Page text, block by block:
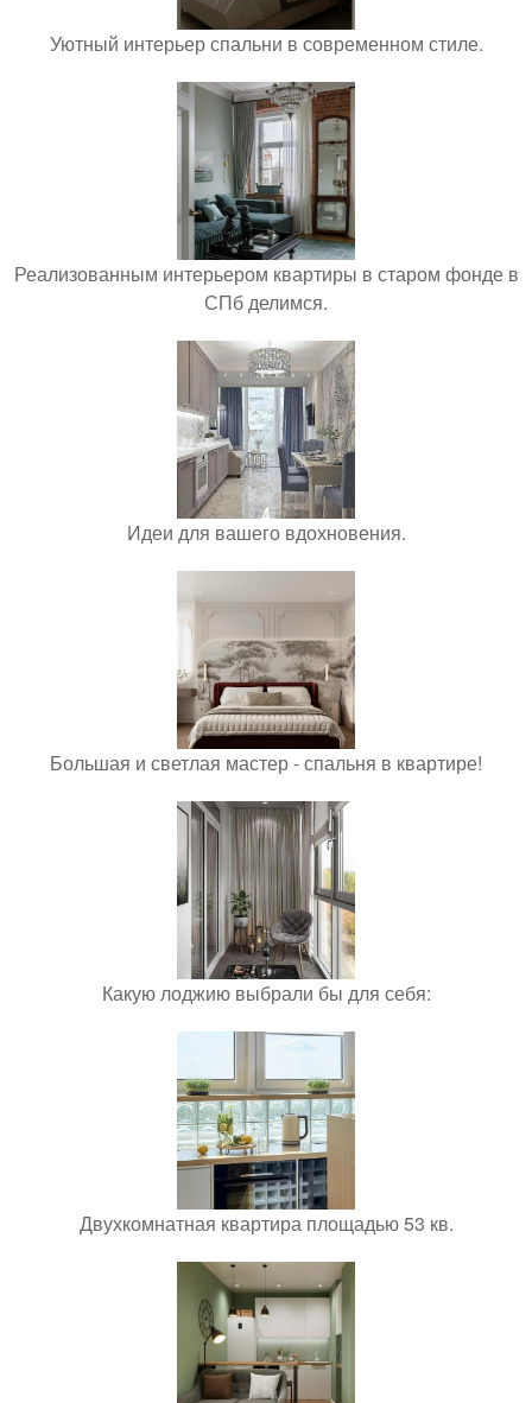
Уютный интерьер спальни в современном стиле.
Реализованным интерьером квартиры в старом фонде в
СПб делимся.
Идеи для вашего вдохновения.
Большая и светлая мастер - спальня в квартире!
Какую лоджию выбрали бы для себя:
Двухкомнатная квартира площадью 53 кв.